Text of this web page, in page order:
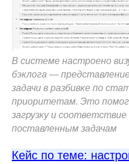
В системе настроено
бэклога —
задачи в разбивке по
приоритетам. Это
загрузку и
поставленным задачам
Кейс по теме: